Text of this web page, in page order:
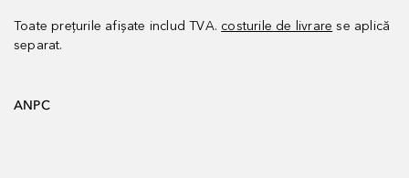
Toate prețurile afișate includ TVA. costurile de livrare se aplică
separat.
ANPC